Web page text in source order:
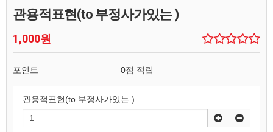
관용적표현(to 부정사가있는 )
1,000원
포인트 0점 적립
관용적표현(to 부정사가있는 )